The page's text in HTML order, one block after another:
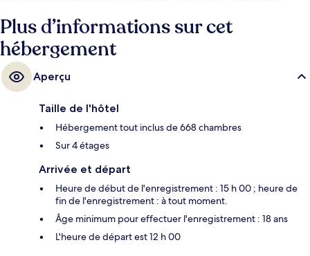
Plus d’informations sur cet
hébergement
Aperçu
Taille de l'hôtel
Hébergement tout inclus de 668 chambres
Sur 4 étages
Arrivée et départ
Heure de début de l'enregistrement : 15 h 00 ; heure de
fin de l'enregistrement : à tout moment.
Âge minimum pour effectuer l'enregistrement : 18 ans
L'heure de départ est 12 h 00